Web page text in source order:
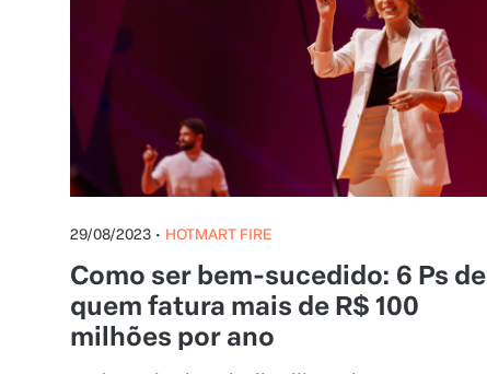
29/08/2023 • HOTMART FIRE
Como ser bem-sucedido: 6 Ps de
quem fatura mais de R$ 100
milhões por ano